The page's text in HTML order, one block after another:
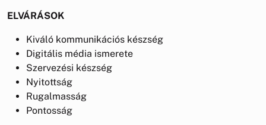
ELVÁRÁSOK
Kiváló kommunikációs készség
Digitális média ismerete
Szervezési készség
Nyitottság
Rugalmasság
Pontosság